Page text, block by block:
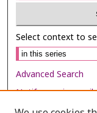
Select context to
Advanced Search
Notify me via